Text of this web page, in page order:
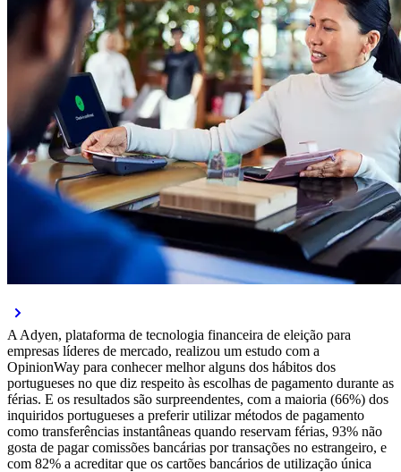
A Adyen, plataforma de tecnologia financeira de eleição para
empresas líderes de mercado, realizou um estudo com a
OpinionWay para conhecer melhor alguns dos hábitos dos
portugueses no que diz respeito às escolhas de pagamento durante as
férias. E os resultados são surpreendentes, com a maioria (66%) dos
inquiridos portugueses a preferir utilizar métodos de pagamento
como transferências instantâneas quando reservam férias, 93% não
gosta de pagar comissões bancárias por transações no estrangeiro, e
com 82% a acreditar que os cartões bancários de utilização única